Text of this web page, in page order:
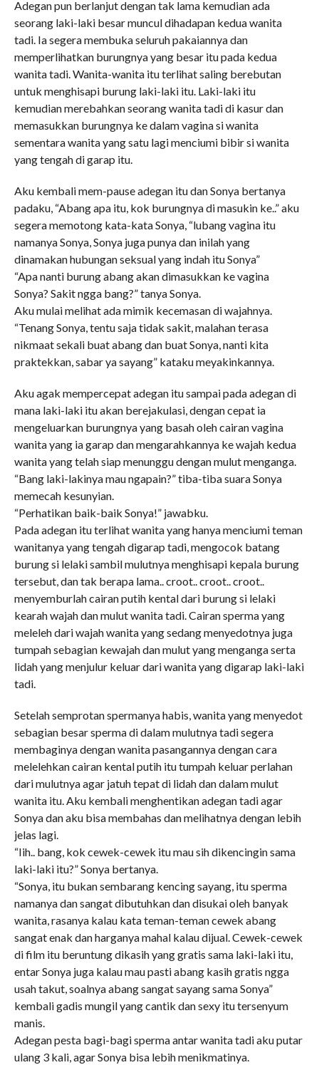
Adegan pun berlanjut dengan tak lama kemudian ada
seorang laki-laki besar muncul dihadapan kedua wanita
tadi. Ia segera membuka seluruh pakaiannya dan
memperlihatkan burungnya yang besar itu pada kedua
wanita tadi. Wanita-wanita itu terlihat saling berebutan
untuk menghisapi burung laki-laki itu. Laki-laki itu
kemudian merebahkan seorang wanita tadi di kasur dan
memasukkan burungnya ke dalam vagina si wanita
sementara wanita yang satu lagi menciumi bibir si wanita
yang tengah di garap itu.
Aku kembali mem-pause adegan itu dan Sonya bertanya
padaku, “Abang apa itu, kok burungnya di masukin ke..” aku
segera memotong kata-kata Sonya, “lubang vagina itu
namanya Sonya, Sonya juga punya dan inilah yang
dinamakan hubungan seksual yang indah itu Sonya”
“Apa nanti burung abang akan dimasukkan ke vagina
Sonya? Sakit ngga bang?” tanya Sonya.
Aku mulai melihat ada mimik kecemasan di wajahnya.
“Tenang Sonya, tentu saja tidak sakit, malahan terasa
nikmaat sekali buat abang dan buat Sonya, nanti kita
praktekkan, sabar ya sayang” kataku meyakinkannya.
Aku agak mempercepat adegan itu sampai pada adegan di
mana laki-laki itu akan berejakulasi, dengan cepat ia
mengeluarkan burungnya yang basah oleh cairan vagina
wanita yang ia garap dan mengarahkannya ke wajah kedua
wanita yang telah siap menunggu dengan mulut menganga.
“Bang laki-lakinya mau ngapain?” tiba-tiba suara Sonya
memecah kesunyian.
“Perhatikan baik-baik Sonya!” jawabku.
Pada adegan itu terlihat wanita yang hanya menciumi teman
wanitanya yang tengah digarap tadi, mengocok batang
burung si lelaki sambil mulutnya menghisapi kepala burung
tersebut, dan tak berapa lama.. croot.. croot.. croot..
menyemburlah cairan putih kental dari burung si lelaki
kearah wajah dan mulut wanita tadi. Cairan sperma yang
meleleh dari wajah wanita yang sedang menyedotnya juga
tumpah sebagian kewajah dan mulut yang menganga serta
lidah yang menjulur keluar dari wanita yang digarap laki-laki
tadi.
Setelah semprotan spermanya habis, wanita yang menyedot
sebagian besar sperma di dalam mulutnya tadi segera
membaginya dengan wanita pasangannya dengan cara
melelehkan cairan kental putih itu tumpah keluar perlahan
dari mulutnya agar jatuh tepat di lidah dan dalam mulut
wanita itu. Aku kembali menghentikan adegan tadi agar
Sonya dan aku bisa membahas dan melihatnya dengan lebih
jelas lagi.
“Iih.. bang, kok cewek-cewek itu mau sih dikencingin sama
laki-laki itu?” Sonya bertanya.
“Sonya, itu bukan sembarang kencing sayang, itu sperma
namanya dan sangat dibutuhkan dan disukai oleh banyak
wanita, rasanya kalau kata teman-teman cewek abang
sangat enak dan harganya mahal kalau dijual. Cewek-cewek
di film itu beruntung dikasih yang gratis sama laki-laki itu,
entar Sonya juga kalau mau pasti abang kasih gratis ngga
usah takut, soalnya abang sangat sayang sama Sonya”
kembali gadis mungil yang cantik dan sexy itu tersenyum
manis.
Adegan pesta bagi-bagi sperma antar wanita tadi aku putar
ulang 3 kali, agar Sonya bisa lebih menikmatinya.